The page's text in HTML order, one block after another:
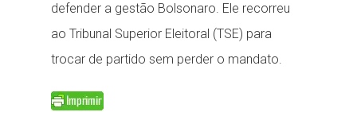
defender a gestão Bolsonaro. Ele recorreu
ao Tribunal Superior Eleitoral (TSE) para
trocar de partido sem perder o mandato.